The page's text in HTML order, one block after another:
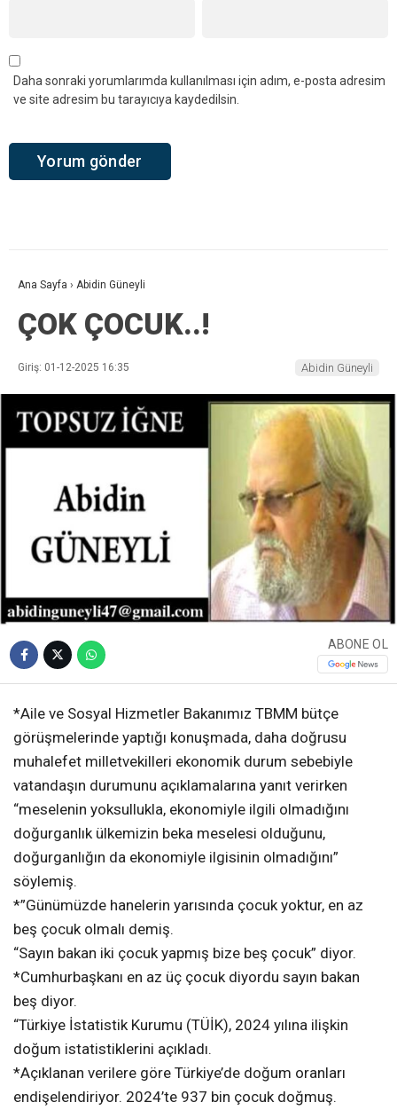
Daha sonraki yorumlarımda kullanılması için adım, e-posta adresim
ve site adresim bu tarayıcıya kaydedilsin.
Ana Sayfa › Abidin Güneyli
ÇOK ÇOCUK..!
Giriş: 01-12-2025 16:35 Abidin Güneyli
ABONE OL
*Aile ve Sosyal Hizmetler Bakanımız TBMM bütçe
görüşmelerinde yaptığı konuşmada, daha doğrusu
muhalefet milletvekilleri ekonomik durum sebebiyle
vatandaşın durumunu açıklamalarına yanıt verirken
“meselenin yoksullukla, ekonomiyle ilgili olmadığını
doğurganlık ülkemizin beka meselesi olduğunu,
doğurganlığın da ekonomiyle ilgisinin olmadığını”
söylemiş.
*”Günümüzde hanelerin yarısında çocuk yoktur, en az
beş çocuk olmalı demiş.
“Sayın bakan iki çocuk yapmış bize beş çocuk” diyor.
*Cumhurbaşkanı en az üç çocuk diyordu sayın bakan
beş diyor.
“Türkiye İstatistik Kurumu (TÜİK), 2024 yılına ilişkin
doğum istatistiklerini açıkladı.
*Açıklanan verilere göre Türkiye’de doğum oranları
endişelendiriyor. 2024’te 937 bin çocuk doğmuş.